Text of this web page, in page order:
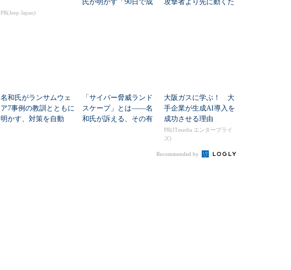
PR(Jeep Japan)
氏が明かす「90日で成
攻撃者より先に動くた
名和氏がランサムウェ
ア7事例の教訓とともに
明かす、対策を自動
「サイバー脅威ランド
スケープ」とは――名
和氏が訴える、その有
大阪ガスに学ぶ！ 大
手企業が生成AI導入を
成功させる理由
PR(ITmedia エンタープライ
ズ)
Recommended by